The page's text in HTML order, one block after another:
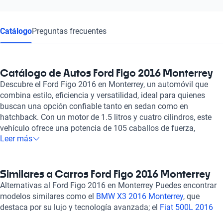
CatálogoPreguntas frecuentes
Catálogo de Autos Ford Figo 2016 Monterrey
Descubre el Ford Figo 2016 en Monterrey, un automóvil que
combina estilo, eficiencia y versatilidad, ideal para quienes
buscan una opción confiable tanto en sedan como en
hatchback. Con un motor de 1.5 litros y cuatro cilindros, este
vehículo ofrece una potencia de 105 caballos de fuerza,
haciendo que cada viaje sea no solo placentero sino también
5.0 y 5.1 litros cada 100 km, permitiéndote disfrutar de
recorridos de hasta 905 km con un tanque lleno. Este modelo
destaca por su capacidad para recibir hasta cinco pasajeros
cómodamente, con asientos de tela que aseguran un ambiente
Leer más
Similares a Carros Ford Figo 2016 Monterrey
Alternativas al Ford Figo 2016 en Monterrey Puedes encontrar
modelos similares como el BMW X3 2016 Monterrey, que
destaca por su lujo y tecnología avanzada; el Fiat 500L 2016